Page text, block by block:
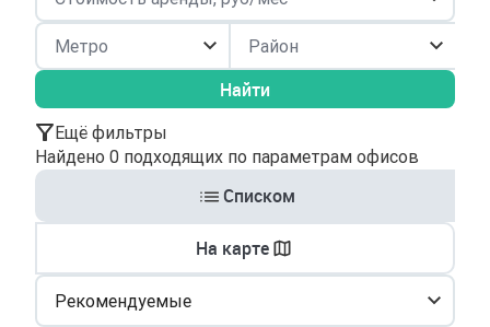
Район
Найти
Ещё фильтры
Найдено 0 подходящих по параметрам офисов
Списком
На карте
Рекомендуемые